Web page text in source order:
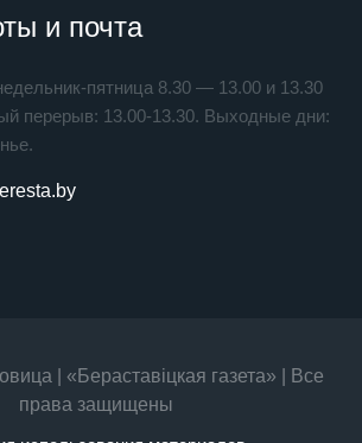
и почта
пятница 8.30 — 13.00 и 13.30
перерыв: 13.00-13.30. Выходные дни:
| «Бераставiцкая газета» | Все
права защищены